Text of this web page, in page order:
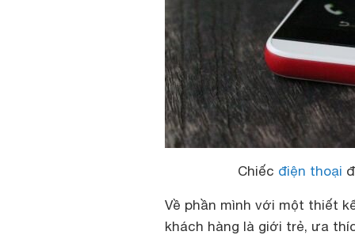
Chiếc điện thoại
Về phần mình với một thiết
khách hàng là giới trẻ, ưa